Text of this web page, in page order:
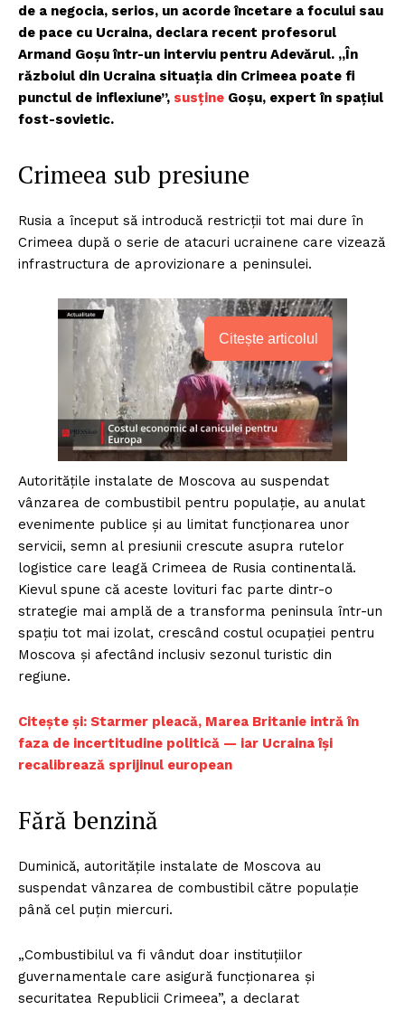
de a negocia, serios, un acorde încetare a focului sau
de pace cu Ucraina, declara recent profesorul
Armand Goșu într-un interviu pentru Adevărul. „În
războiul din Ucraina situația din Crimeea poate fi
punctul de inflexiune”, susține Goșu, expert în spațiul
fost-sovietic.
Crimeea sub presiune
Rusia a început să introducă restricții tot mai dure în
Crimeea după o serie de atacuri ucrainene care vizează
infrastructura de aprovizionare a peninsulei.
Citește articolul
Autoritățile instalate de Moscova au suspendat
vânzarea de combustibil pentru populație, au anulat
evenimente publice și au limitat funcționarea unor
servicii, semn al presiunii crescute asupra rutelor
logistice care leagă Crimeea de Rusia continentală.
Kievul spune că aceste lovituri fac parte dintr-o
strategie mai amplă de a transforma peninsula într-un
spațiu tot mai izolat, crescând costul ocupației pentru
Moscova și afectând inclusiv sezonul turistic din
regiune.
Citește și: Starmer pleacă, Marea Britanie intră în
faza de incertitudine politică — iar Ucraina își
recalibrează sprijinul european
Fără benzină
Duminică, autoritățile instalate de Moscova au
suspendat vânzarea de combustibil către populație
până cel puțin miercuri.
„Combustibilul va fi vândut doar instituțiilor
guvernamentale care asigură funcționarea și
securitatea Republicii Crimeea”, a declarat